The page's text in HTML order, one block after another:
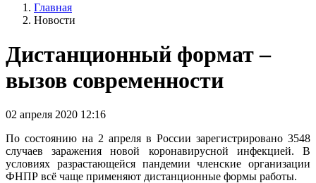
Главная
Новости
Дистанционный формат –
вызов современности
02 апреля 2020 12:16
По состоянию на 2 апреля в России зарегистрировано 3548
случаев заражения новой коронавирусной инфекцией. В
условиях разрастающейся пандемии членские организации
ФНПР всё чаще применяют дистанционные формы работы.